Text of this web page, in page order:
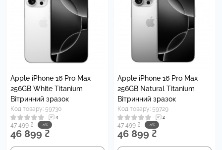
Apple iPhone 16 Pro Max
256GB White Titanium
Вітринний зразок
Код товару: 59730
4
47 499 ₴ -1%
46 899 ₴
Apple iPhone 16 Pro Max
256GB Natural Titanium
Вітринний зразок
Код товару: 59729
2
47 499 ₴ -1%
46 899 ₴